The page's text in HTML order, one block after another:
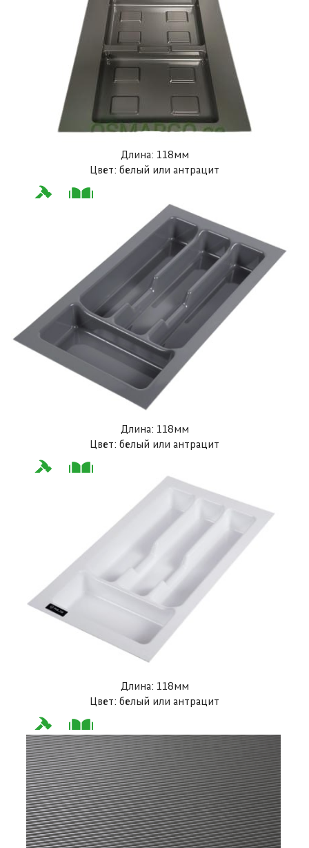
Длина: 118мм
Цвет: белый или антрацит
Длина: 118мм
Цвет: белый или антрацит
Длина: 118мм
Цвет: белый или антрацит